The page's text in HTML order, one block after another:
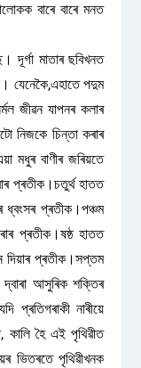
বাৰে বাৰে মনত
মাতাৰ ছবিখনত
যেনেকৈ,এহাতে পদুম
জীৱন যাপনৰ কলাৰ
নিজকে চিন্তা কৰাৰ
মধুৰ বাণীৰ জৰিয়তে
প্ৰতীক।চতুৰ্থ হাতত
ধ্বংসৰ প্ৰতীক।পঞ্চম
প্ৰতীক।ষষ্ঠ হাতত
দিয়াৰ প্ৰতীক।সপ্তম
দ্বাৰা আসুৰিক শক্তিৰ
নাৰীয়ে
কালি হৈ এই পৃথিৱীত
ভিতৰতে পৃথিৱীখনক